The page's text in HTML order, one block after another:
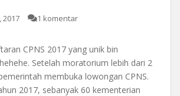
2017 1 komentar
CPNS 2017 yang unik bin
Setelah moratorium lebih dari 2
membuka lowongan CPNS.
2017, sebanyak 60 kementerian